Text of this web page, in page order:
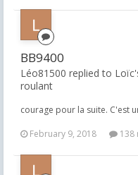
BB9400
Léo81500 replied to
roulant
courage pour la suite. C'est
February 9, 2018
138